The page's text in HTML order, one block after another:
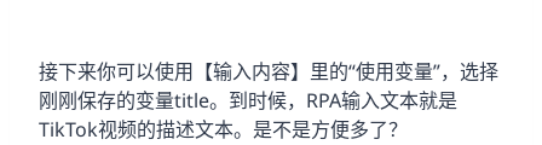
接下来你可以使用【输入内容】里的“使用变量”，选择
刚刚保存的变量title。到时候，RPA输入文本就是
TikTok视频的描述文本。是不是方便多了？